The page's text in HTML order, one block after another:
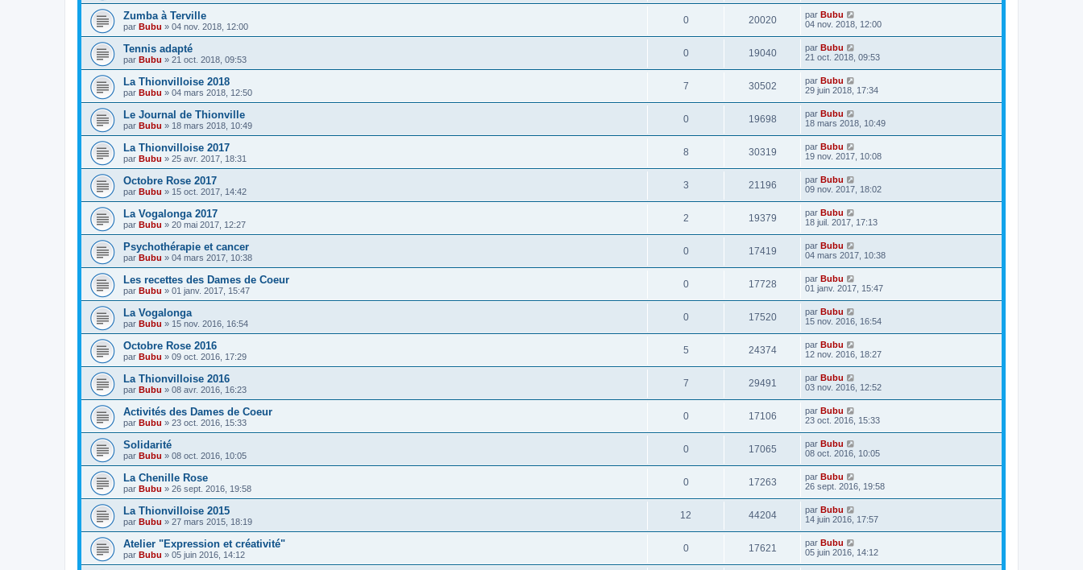
Zumba à Terville
par Bubu » 04 nov. 2018, 12:00
0 20020 par Bubu
04 nov. 2018, 12:00
Tennis adapté
par Bubu » 21 oct. 2018, 09:53
0 19040 par Bubu
21 oct. 2018, 09:53
La Thionvilloise 2018
par Bubu » 04 mars 2018, 12:50
7 30502 par Bubu
29 juin 2018, 17:34
Le Journal de Thionville
par Bubu » 18 mars 2018, 10:49
0 19698 par Bubu
18 mars 2018, 10:49
La Thionvilloise 2017
par Bubu » 25 avr. 2017, 18:31
8 30319 par Bubu
19 nov. 2017, 10:08
Octobre Rose 2017
par Bubu » 15 oct. 2017, 14:42
3 21196 par Bubu
09 nov. 2017, 18:02
La Vogalonga 2017
par Bubu » 20 mai 2017, 12:27
2 19379 par Bubu
18 juil. 2017, 17:13
Psychothérapie et cancer
par Bubu » 04 mars 2017, 10:38
0 17419 par Bubu
04 mars 2017, 10:38
Les recettes des Dames de Coeur
par Bubu » 01 janv. 2017, 15:47
0 17728 par Bubu
01 janv. 2017, 15:47
La Vogalonga
par Bubu » 15 nov. 2016, 16:54
0 17520 par Bubu
15 nov. 2016, 16:54
Octobre Rose 2016
par Bubu » 09 oct. 2016, 17:29
5 24374 par Bubu
12 nov. 2016, 18:27
La Thionvilloise 2016
par Bubu » 08 avr. 2016, 16:23
7 29491 par Bubu
03 nov. 2016, 12:52
Activités des Dames de Coeur
par Bubu » 23 oct. 2016, 15:33
0 17106 par Bubu
23 oct. 2016, 15:33
Solidarité
par Bubu » 08 oct. 2016, 10:05
0 17065 par Bubu
08 oct. 2016, 10:05
La Chenille Rose
par Bubu » 26 sept. 2016, 19:58
0 17263 par Bubu
26 sept. 2016, 19:58
La Thionvilloise 2015
par Bubu » 27 mars 2015, 18:19
12 44204 par Bubu
14 juin 2016, 17:57
Atelier "Expression et créativité"
par Bubu » 05 juin 2016, 14:12
0 17621 par Bubu
05 juin 2016, 14:12